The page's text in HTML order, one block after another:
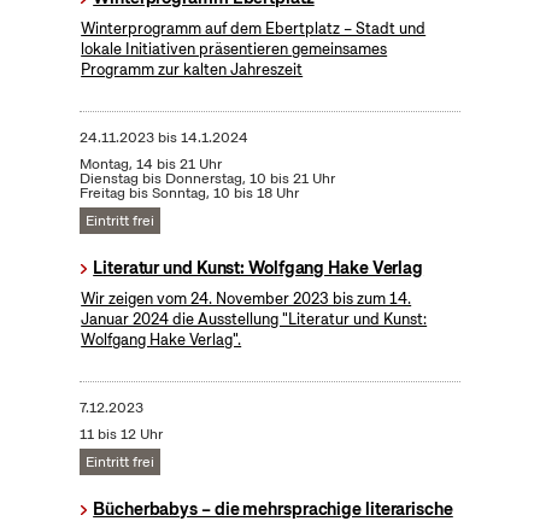
Winterprogramm auf dem Ebertplatz – Stadt und
lokale Initiativen präsentieren gemeinsames
Programm zur kalten Jahreszeit
24.11.2023bis14.1.2024
Montag, 14 bis 21 Uhr
Dienstag bis Donnerstag, 10 bis 21 Uhr
Freitag bis Sonntag, 10 bis 18 Uhr
Eintritt frei
Literatur und Kunst: Wolfgang Hake Verlag
Wir zeigen vom 24. November 2023 bis zum 14.
Januar 2024 die Ausstellung "Literatur und Kunst:
Wolfgang Hake Verlag".
7.12.2023
11 bis 12 Uhr
Eintritt frei
Bücherbabys – die mehrsprachige literarische